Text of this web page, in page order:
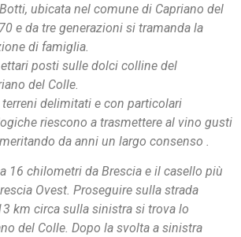
ubicata nel comune di Capriano del
e da tre generazioni si tramanda la
di famiglia.
ettari posti sulle dolci colline del
del Colle.
delimitati e con particolari
riescono a trasmettere al vino gusti
da anni un largo consenso .
16 chilometri da Brescia e il casello più
Ovest. Proseguire sulla strada
km circa sulla sinistra si trova lo
del Colle. Dopo la svolta a sinistra